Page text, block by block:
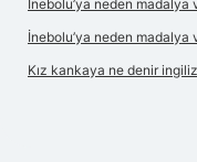
İnebolu’ya neden madalya
İnebolu’ya neden madalya
Kız kankaya ne denir